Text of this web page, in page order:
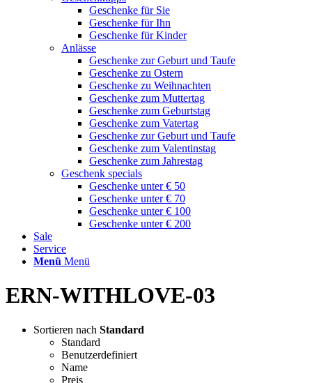
Geschenke für Sie
Geschenke für Ihn
Geschenke für Kinder
Anlässe
Geschenke zur Geburt und Taufe
Geschenke zu Ostern
Geschenke zu Weihnachten
Geschenke zum Muttertag
Geschenke zum Geburtstag
Geschenke zum Vatertag
Geschenke zur Geburt und Taufe
Geschenke zum Valentinstag
Geschenke zum Jahrestag
Geschenk specials
Geschenke unter € 50
Geschenke unter € 70
Geschenke unter € 100
Geschenke unter € 200
Sale
Service
Menü Menü
ERN-WITHLOVE-03
Sortieren nach Standard
Standard
Benutzerdefiniert
Name
Preis